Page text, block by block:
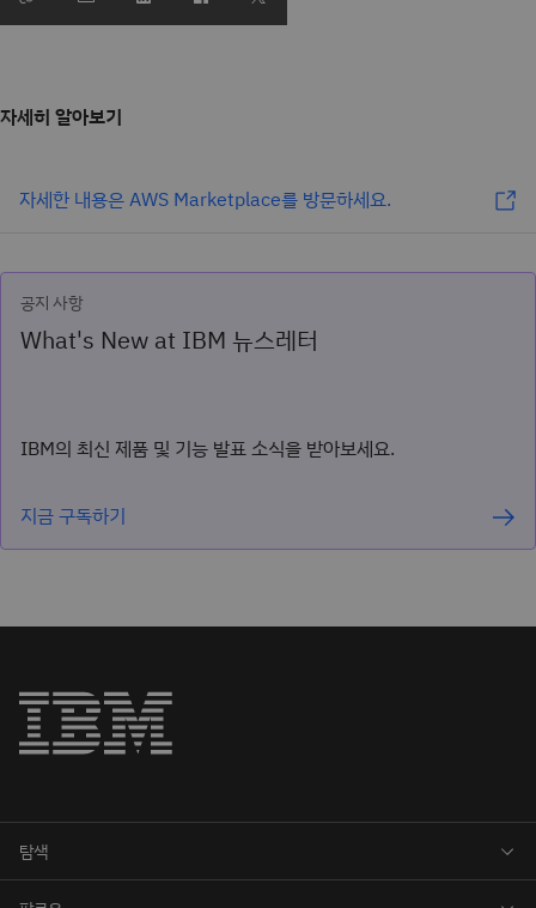
자세히 알아보기
자세한 내용은 AWS Marketplace를 방문하세요.
공지 사항
What's New at IBM 뉴스레터
IBM의 최신 제품 및 기능 발표 소식을 받아보세요.
지금 구독하기